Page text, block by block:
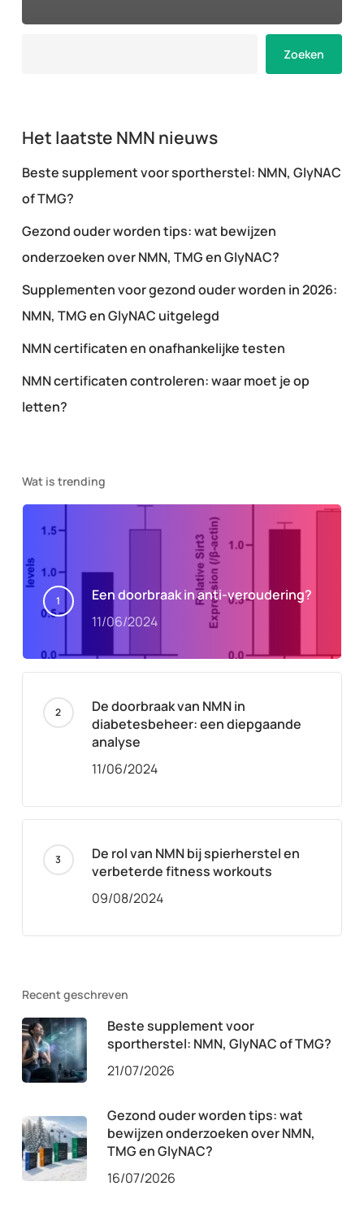
Zoeken
Het laatste NMN nieuws
Beste supplement voor sportherstel: NMN, GlyNAC
of TMG?
Gezond ouder worden tips: wat bewijzen
onderzoeken over NMN, TMG en GlyNAC?
Supplementen voor gezond ouder worden in 2026:
NMN, TMG en GlyNAC uitgelegd
NMN certificaten en onafhankelijke testen
NMN certificaten controleren: waar moet je op
letten?
Wat is trending
Een doorbraak in anti-veroudering?
11/06/2024
De doorbraak van NMN in
diabetesbeheer: een diepgaande
analyse
11/06/2024
De rol van NMN bij spierherstel en
verbeterde fitness workouts
09/08/2024
Recent geschreven
Beste supplement voor
sportherstel: NMN, GlyNAC of TMG?
21/07/2026
Gezond ouder worden tips: wat
bewijzen onderzoeken over NMN,
TMG en GlyNAC?
16/07/2026